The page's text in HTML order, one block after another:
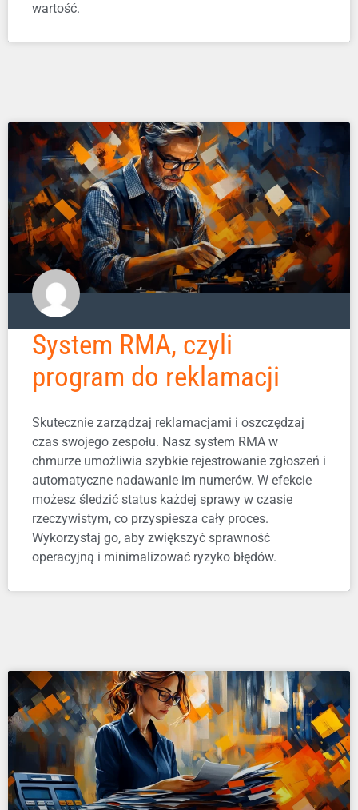
wartość.
System RMA, czyli
program do reklamacji
Skutecznie zarządzaj reklamacjami i oszczędzaj
czas swojego zespołu. Nasz system RMA w
chmurze umożliwia szybkie rejestrowanie zgłoszeń i
automatyczne nadawanie im numerów. W efekcie
możesz śledzić status każdej sprawy w czasie
rzeczywistym, co przyspiesza cały proces.
Wykorzystaj go, aby zwiększyć sprawność
operacyjną i minimalizować ryzyko błędów.